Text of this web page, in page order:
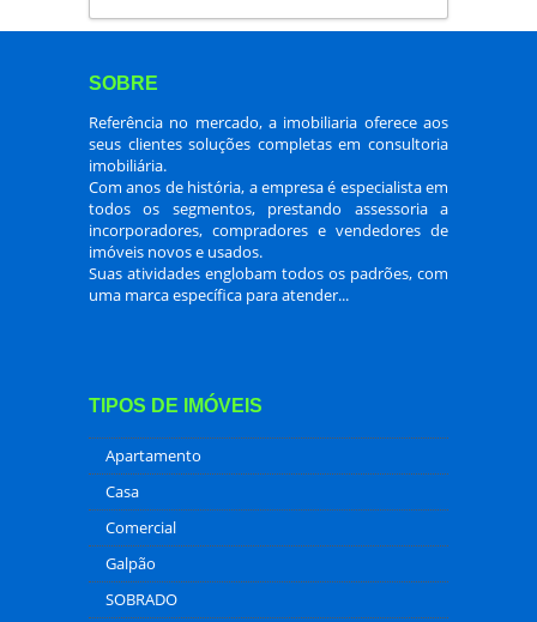
SOBRE
Referência no mercado, a imobiliaria oferece aos
seus clientes soluções completas em consultoria
imobiliária.
Com anos de história, a empresa é especialista em
todos os segmentos, prestando assessoria a
incorporadores, compradores e vendedores de
imóveis novos e usados.
Suas atividades englobam todos os padrões, com
uma marca específica para atender...
TIPOS DE IMÓVEIS
Apartamento
Casa
Comercial
Galpão
SOBRADO